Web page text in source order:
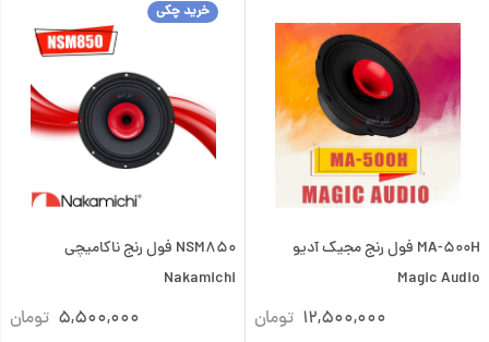
MA-500H فول رنج مجیک آدیو
Magic Audio
12,500,000 تومان
خرید چکی
NSM850 فول رنج ناکامیچی
Nakamichi
5,500,000 تومان